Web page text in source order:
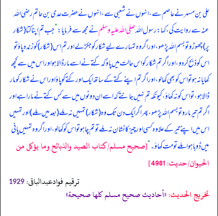
علی بن مسہر نے عاصم سے، انہوں نے شعبی سے، انہوں نے حضرت عدی بن حاتم رضی اللہ
عنہ سے روایت کی، کہا: رسول اللہصلی اللہ علیہ وسلمنے مجھ سے فرمایا:”جب تم اپنا کتا (شکار
پر) چھوڑو تو بسم اللہ پڑھو، اور اگر وہ تمہارے لیے شکار کو جکڑ لے اور تم اس (شکار) کو زندہ پاؤ تو
اس کو ذبح کر دو، اور اگر تم شکار کو اس حالت میں پاؤ کہ کتے نے اسے مار ڈالا ہو اور اس میں سے کچھ
کھایا نہ ہو تو اس کو بھی کھا لو، اور اگر تم اپنے کتے کے ساتھ ایک اور کتے کو پاؤ اور اس نے شکار کو مار
ڈالا ہو، تو اس کو نہ کھاؤ، کیونکہ تم نہیں جانتے کہ اسے ان دونوں میں سے کس کتے نے مارا ہے اور
اگر تم تیر مارو تو بسم اللہ پڑھو، پھر اگر ایک دن تک وہ (شکار) تمہیں نہ ملے (بعد میں ملے) اور تمہیں
اس میں اپنے تیر کے علاوہ کسی اور چیز کا نشان نہ ملے تو تم چاہو تو اس کو کھا لو، اور اگر وہ تمہیں پانی
میں ڈوبا ہوا ملے تو مت کھاؤ۔“[صحيح مسلم/كتاب الصيد والذبائح وما يؤكل من
الحيوان/حدیث: 4981]
ترقیم فوادعبدالباقی: 1929
تخریج الحدیث:«أحاديث صحيح مسلم كلها صحيحة»